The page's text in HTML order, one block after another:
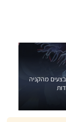
מהקניה